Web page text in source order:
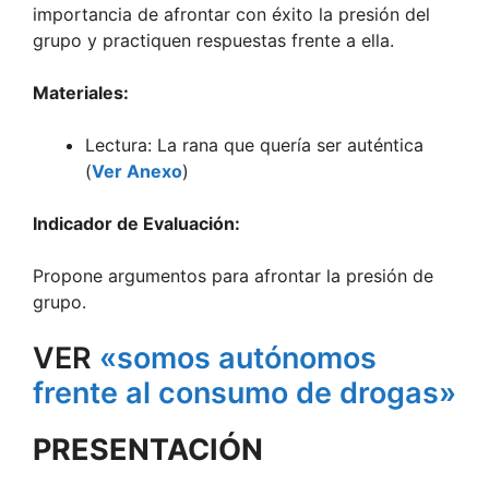
importancia de afrontar con éxito la presión del
grupo y practiquen respuestas frente a ella.
Materiales:
Lectura: La rana que quería ser auténtica
(Ver Anexo)
Indicador de Evaluación:
Propone argumentos para afrontar la presión de
grupo.
VER «somos autónomos
frente al consumo de drogas»
PRESENTACIÓN